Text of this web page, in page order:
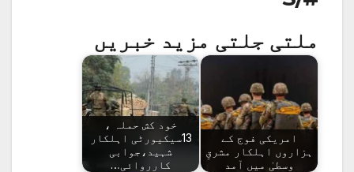
ملتی جلتی مزید خبریں
امریکی فوج کے
ہزاروں اہلکار مشرقِ
وسطیٰ میں آمد
خود کش حملہ ،
13سیکیورٹی اہلکار
شہید،جوابی
کارروائی…